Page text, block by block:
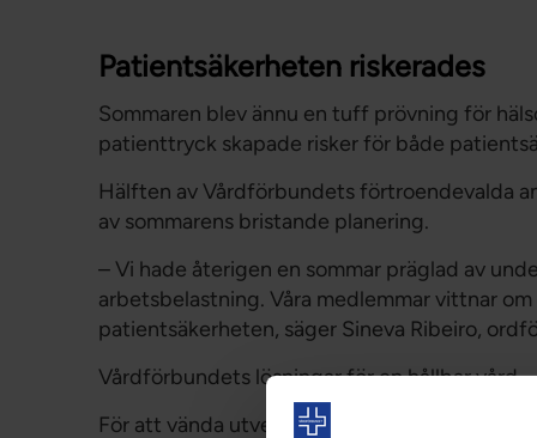
Patientsäkerheten riskerades
Sommaren blev ännu en tuff prövning för
patienttryck skapade risker för både
Hälften av Vårdförbundets förtroendevalda
av sommarens bristande planering.
– Vi hade återigen en sommar präglad av
arbetsbelastning. Våra medlemmar vittnar
patientsäkerheten, säger Sineva Ribeiro,
Vårdförbundets lösningar för en hållbar vård
För att vända utvecklingen behöver vården